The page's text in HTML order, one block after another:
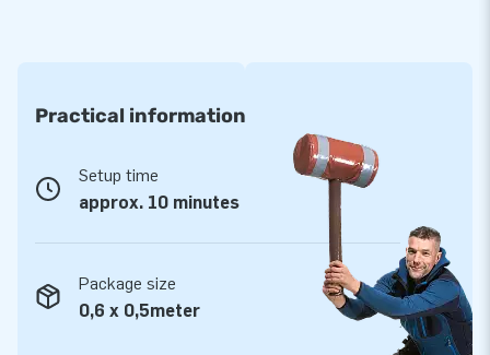
Practical information
Setup time
approx. 10 minutes
Package size
0,6 x 0,5meter